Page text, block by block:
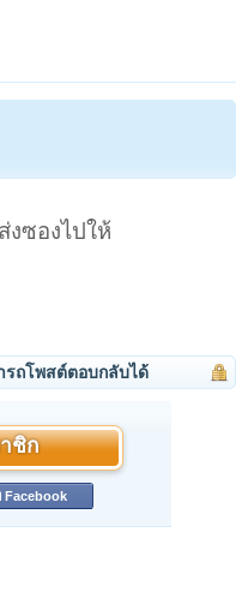
ซองไปให้
รถโพสต์ตอบกลับได้
ชิก
Facebook